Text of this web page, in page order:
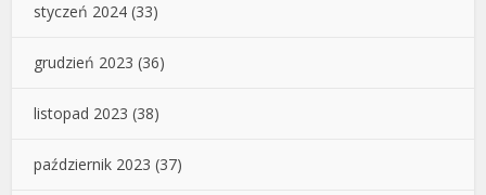
styczeń 2024 (33)
grudzień 2023 (36)
listopad 2023 (38)
październik 2023 (37)